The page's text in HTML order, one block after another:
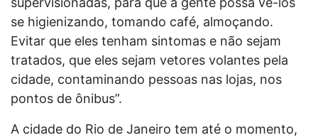
se higienizando, tomando café, almoçando.
Evitar que eles tenham sintomas e não sejam
tratados, que eles sejam vetores volantes pela
cidade, contaminando pessoas nas lojas, nos
pontos de ônibus”.
A cidade do Rio de Janeiro tem até o momento,